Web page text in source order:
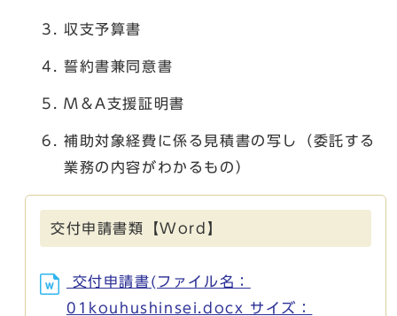
収支予算書
誓約書兼同意書
M＆A支援証明書
補助対象経費に係る見積書の写し（委託する
業務の内容がわかるもの）
交付申請書類【Word】
交付申請書(ファイル名：
01kouhushinsei.docx サイズ：